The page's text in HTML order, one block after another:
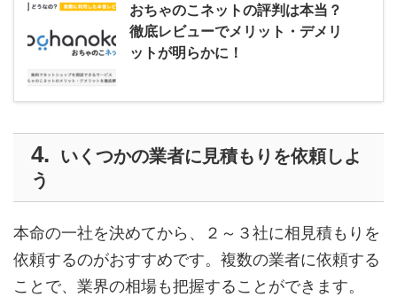
おちゃのこネットの評判は本当？
徹底レビューでメリット・デメリ
ットが明らかに！
いくつかの業者に見積もりを依頼しよ
う
本命の一社を決めてから、２～３社に相見積もりを
依頼するのがおすすめです。複数の業者に依頼する
ことで、業界の相場も把握することができます。